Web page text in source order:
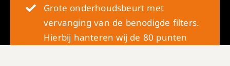
Grote onderhoudsbeurt met
vervanging van de benodigde filters.
Hierbij hanteren wij de 80 punten